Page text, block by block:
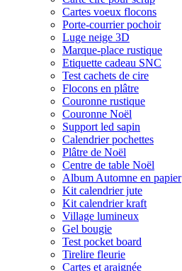
Cartes voeux flocons
Porte-courrier pochoir
Luge neige 3D
Marque-place rustique
Etiquette cadeau SNC
Test cachets de cire
Flocons en plâtre
Couronne rustique
Couronne Noël
Support led sapin
Calendrier pochettes
Plâtre de Noël
Centre de table Noël
Album Automne en papier
Kit calendrier jute
Kit calendrier kraft
Village lumineux
Gel bougie
Test pocket board
Tirelire fleurie
Cartes et araignée